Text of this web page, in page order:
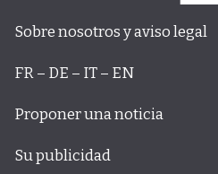
Sobre nosotros y aviso legal
FR – DE – IT – EN
Proponer una noticia
Su publicidad